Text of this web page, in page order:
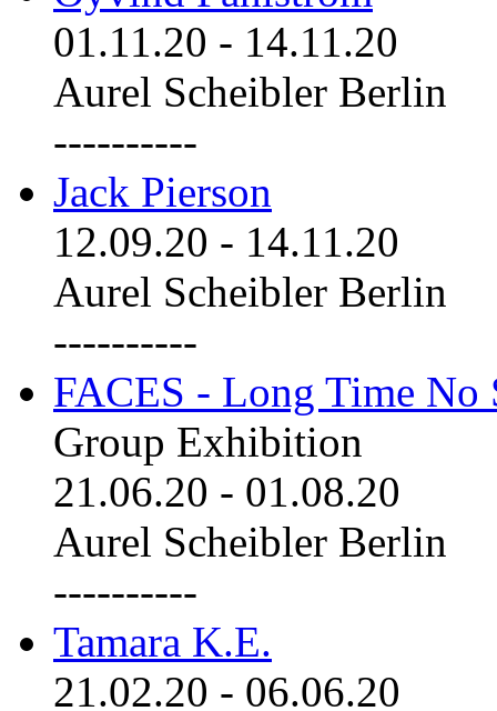
01.11.20 - 14.11.20
Aurel Scheibler Berlin
----------
Jack Pierson
12.09.20 - 14.11.20
Aurel Scheibler Berlin
----------
FACES - Long Time No
Group Exhibition
21.06.20 - 01.08.20
Aurel Scheibler Berlin
----------
Tamara K.E.
21.02.20 - 06.06.20